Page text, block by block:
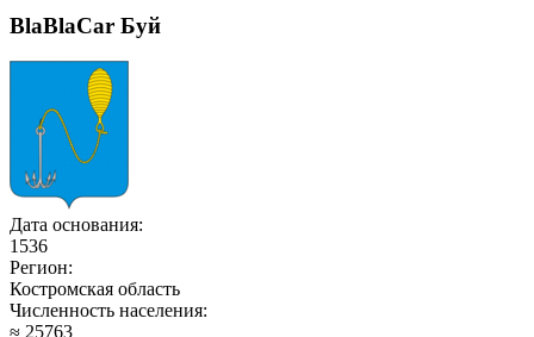
BlaBlaCar Буй
Дата основания:
1536
Регион:
Костромская область
Численность населения:
≈ 25763